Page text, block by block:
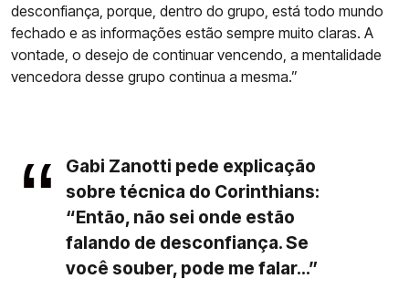
desconfiança, porque, dentro do grupo, está todo mundo
fechado e as informações estão sempre muito claras. A
vontade, o desejo de continuar vencendo, a mentalidade
vencedora desse grupo continua a mesma.”
Gabi Zanotti pede explicação
sobre técnica do Corinthians:
“Então, não sei onde estão
falando de desconfiança. Se
você souber, pode me falar...”